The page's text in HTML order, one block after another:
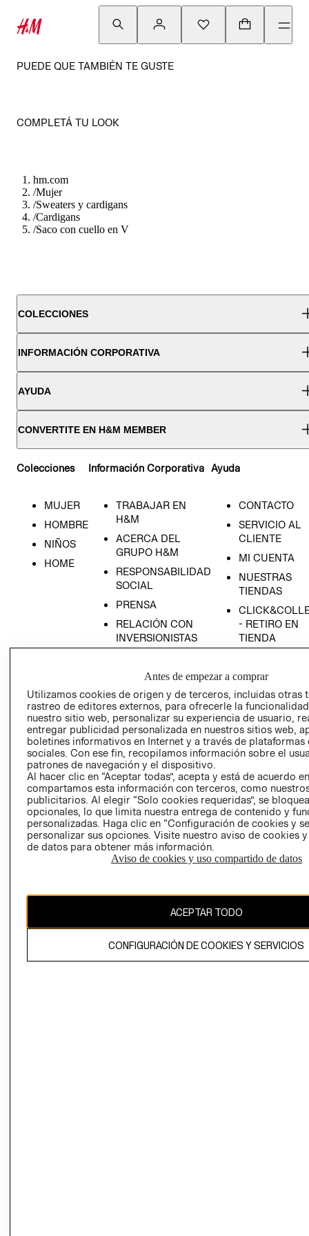
PUEDE QUE TAMBIÉN TE GUSTE
COMPLETÁ TU LOOK
hm.com
/Mujer
/Sweaters y cardigans
/Cardigans
/Saco con cuello en V
COLECCIONES
INFORMACIÓN CORPORATIVA
AYUDA
CONVERTITE EN H&M MEMBER
Colecciones
MUJER
HOMBRE
NIÑOS
HOME
Información Corporativa
TRABAJAR EN
H&M
ACERCA DEL
GRUPO H&M
RESPONSABILIDAD
SOCIAL
PRENSA
RELACIÓN CON
INVERSIONISTAS
EMPRESARIAL
Ayuda
CONTACTO
SERVICIO AL
CLIENTE
MI CUENTA
NUESTRAS
TIENDAS
- RETIRO EN
TIENDA
AVISO DE
PRIVACIDAD
GIFT CARD
AVISO DE
COOKIES
Uruguay ($U)
El contenido de esta página web está protegido por copyright y es
propiedad de H&M Hennes & Mauritz AB.
Antes de empezar a comprar
Utilizamos cookies de origen y de terceros, incluidas otras
rastreo de editores externos, para ofrecerle la
nuestro sitio web, personalizar su experiencia de usuario,
entregar publicidad personalizada en nuestros sitios web,
boletines informativos en Internet y a través de plataformas
sociales. Con ese fin, recopilamos información sobre el
patrones de navegación y el dispositivo.
Al hacer clic en “Aceptar todas”, acepta y está de acuerdo
compartamos esta información con terceros, como
publicitarios. Al elegir “Solo cookies requeridas”, se
opcionales, lo que limita nuestra entrega de contenido y
personalizadas. Haga clic en “Configuración de cookies y
personalizar sus opciones. Visite nuestro aviso de cookies
de datos para obtener más información.
Aviso de cookies y uso compartido de datos
ACEPTAR TODO
CONFIGURACIÓN DE COOKIES Y SERVICIOS